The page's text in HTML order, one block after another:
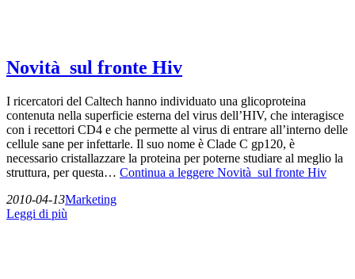
Novità sul fronte Hiv
I ricercatori del Caltech hanno individuato una glicoproteina
contenuta nella superficie esterna del virus dell’HIV, che interagisce
con i recettori CD4 e che permette al virus di entrare all’interno delle
cellule sane per infettarle. Il suo nome è Clade C gp120, è
necessario cristallazzare la proteina per poterne studiare al meglio la
struttura, per questa… Continua a leggere Novità sul fronte Hiv
2010-04-13Marketing
Leggi di più